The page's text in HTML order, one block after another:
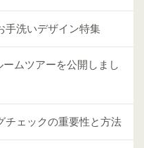
手洗いデザイン特集
ムツアーを公開しまし
チェックの重要性と方法